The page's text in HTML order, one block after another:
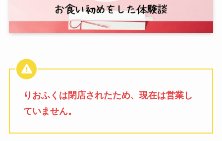
りおふくは閉店されたため、現在は営業し
ていません。